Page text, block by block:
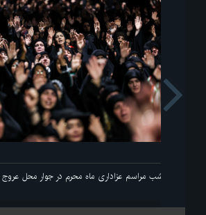
اولین شب مراسم عزاداری ماه محرم در جوار محل
Next